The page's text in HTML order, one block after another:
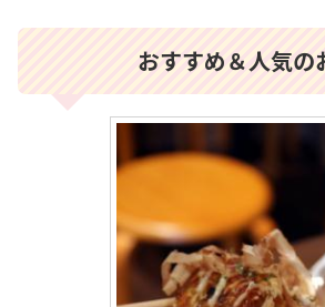
おすすめ＆人気の